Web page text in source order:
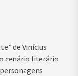
de Vinícius
cenário literário